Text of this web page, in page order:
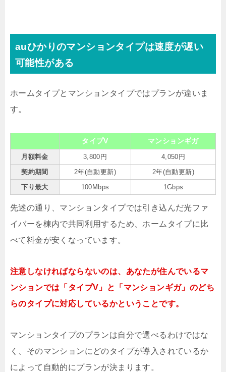
auひかりのマンションタイプは速度が遅い
可能性がある
ホームタイプとマンションタイプではプランが違いま
す。
タイプV マンションギガ
月額料金 3,800円
4,050円
契約期間
2年(自動更新)
2年(自動更新)
下り最大
100Mbps 1Gbps
先述の通り、マンションタイプでは引き込んだ光ファ
イバーを棟内で共同利用するため、ホームタイプに比
べて料金が安くなっています。
注意しなければならないのは、あなたが住んでいるマ
ンションでは「タイプV」と「マンションギガ」のどち
らのタイプに対応しているかということです。
マンションタイプのプランは自分で選べるわけではな
く、そのマンションにどのタイプが導入されているか
によって自動的にプランが決まります。